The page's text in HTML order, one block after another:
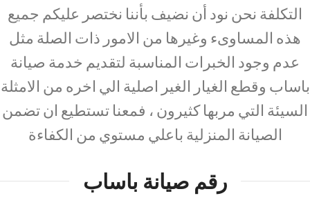
التكلفة نحن نود أن نضيف بأننا نختصر عليكم جميع
هذه المساوىء وغيرها من الامور ذات الصلة مثل
عدم وجود الخبرات المناسبة لتقديم خدمة صيانة
باساب وقطع الغيار الغير اصلية الي اخره من الامثلة
السيئة التي مربها كثيرون ، فمعنا تستطيع ان تضمن
الصيانة المنزلية باعلي مستوي من الكفاءة
رقم صيانة باساب